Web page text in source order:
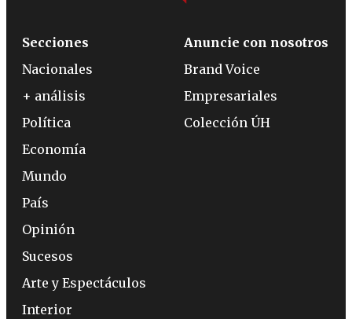
Secciones
Nacionales
+ análisis
Política
Economía
Mundo
País
Opinión
Sucesos
Arte y Espectáculos
Interior
Anuncie con nosotros
Brand Voice
Empresariales
Colección ÚH